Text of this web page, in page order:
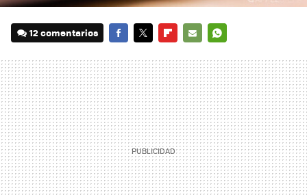
12 comentarios
MAIL